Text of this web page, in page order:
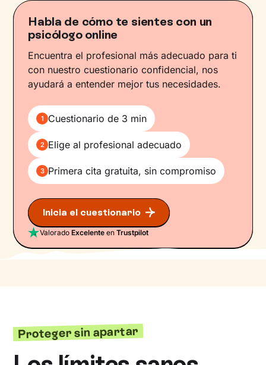
Habla de cómo te sientes con un
psicólogo online
Encuentra el profesional más adecuado para ti
con nuestro cuestionario confidencial, nos
ayudará a entender mejor tus necesidades.
1 Cuestionario de 3 min
2 Elige al profesional adecuado
3 Primera cita gratuita, sin compromiso
Inicia el cuestionario
ValoradoExcelente enTrustpilot
Proteger sin apartar